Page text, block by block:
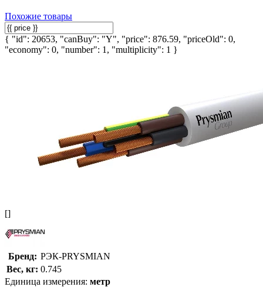
Похожие товары
{ "id": 20653, "canBuy": "Y", "price": 876.59, "priceOld": 0,
"economy": 0, "number": 1, "multiplicity": 1 }
[]
Бренд: РЭК-PRYSMIAN
Вес, кг: 0.745
Единица измерения: метр